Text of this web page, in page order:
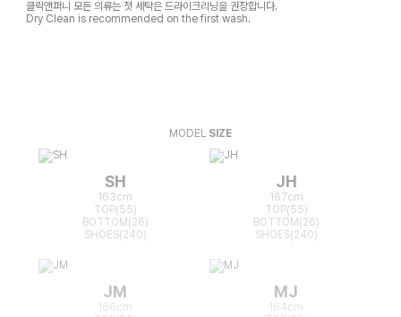
클릭앤퍼니 모든 의류는 첫 세탁은 드라이크리닝을 권장합니다.
Dry Clean is recommended on the first wash.
MODEL SIZE
SH
163cm
TOP(55)
BOTTOM(26)
SHOES(240)
JH
167cm
TOP(55)
BOTTOM(26)
SHOES(240)
JM
166cm
MJ
164cm